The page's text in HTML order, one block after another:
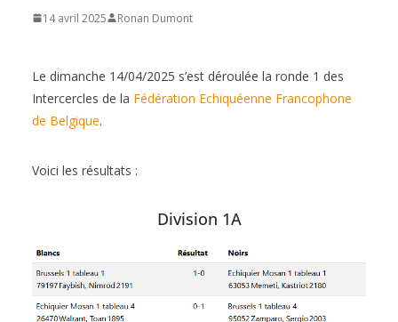
14 avril 2025 Ronan Dumont
Le dimanche 14/04/2025 s’est déroulée la ronde 1 des
Intercercles de la Fédération Echiquéenne Francophone
de Belgique.
Voici les résultats :
Division 1A